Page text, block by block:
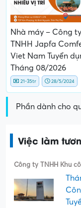
Nhà máy – Công ty
TNHH Japfa
Viet Nam Tuyển
Tháng 08/2026
21-35tr 28/5/2024
Phần dành cho
Việc làm
Công ty TNHH Khu